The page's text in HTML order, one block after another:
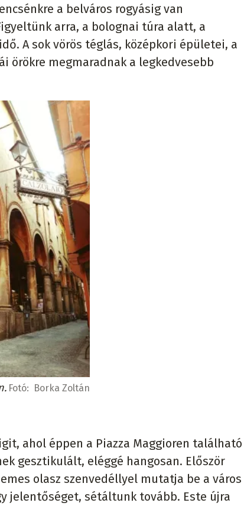
a belváros rogyásig van
arra, a bolognai túra alatt, a
A sok vörös téglás, középkori épületei, a
örökre megmaradnak a legkedvesebb
Fotó: Borka Zoltán
ahol éppen a Piazza Maggioren található
gesztikulált, eléggé hangosan. Először
olasz szenvedéllyel mutatja be a város
jelentőséget, sétáltunk tovább. Este újra